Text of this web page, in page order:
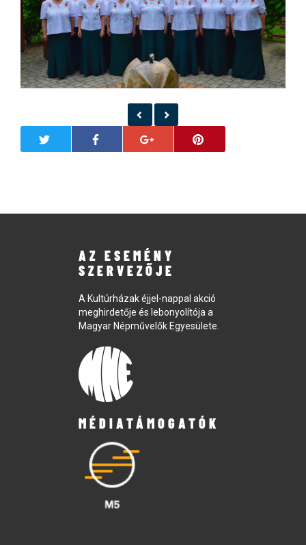
AZ ESEMÉNY
SZERVEZŐJE
A Kultúrházak éjjel-nappal akció
meghirdetője és lebonyolítója a
Magyar Népművelők Egyesülete.
MÉDIATÁMOGATÓK